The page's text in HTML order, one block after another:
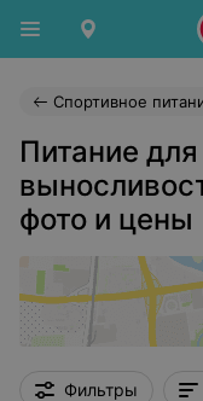
Спортивное
Питание
фото и цены
Фильтры